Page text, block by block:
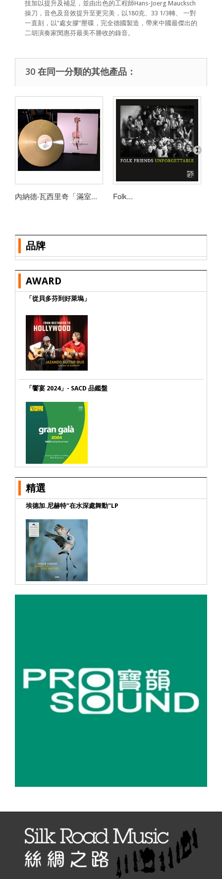
技加以提升及補足，並由出色的工程師Hans-Joerg Maucksch
操刀，音色及音效提升至更完美，以180克、33 1/3轉、 一對
一直刻，以"處女膠"壓碟，完全德國製造，帶來中國最傑出的
二胡演奏家閔惠芬最美不勝收的錄音。
30 在同一分類的其他產品：
內納德‧瓦西里奇「滿室... Folk...
品牌
AWARD
「從貝多芬到好萊塢」
「饗宴 2024」- SACD 品鑑盤
精選
埃德加.尼赫特"在水深處舞動"LP